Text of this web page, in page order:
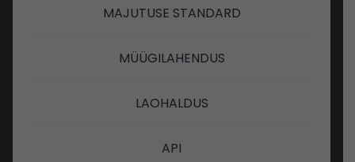
MAJUTUSE STANDARD
MÜÜGILAHENDUS
LAOHALDUS
API